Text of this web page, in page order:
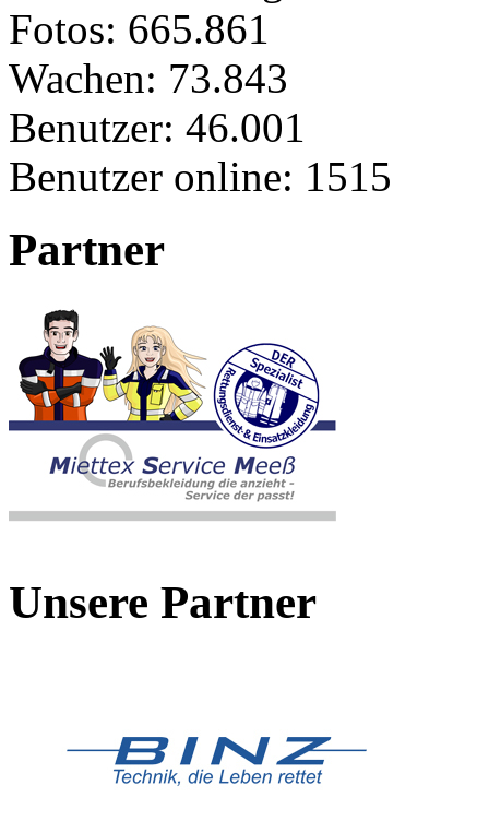
Fotos: 665.861
Wachen: 73.843
Benutzer: 46.001
Benutzer online: 1515
Partner
Unsere Partner